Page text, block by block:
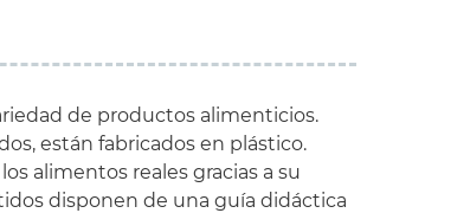
de productos alimenticios.
están fabricados en plástico.
alimentos reales gracias a su
disponen de una guía didáctica